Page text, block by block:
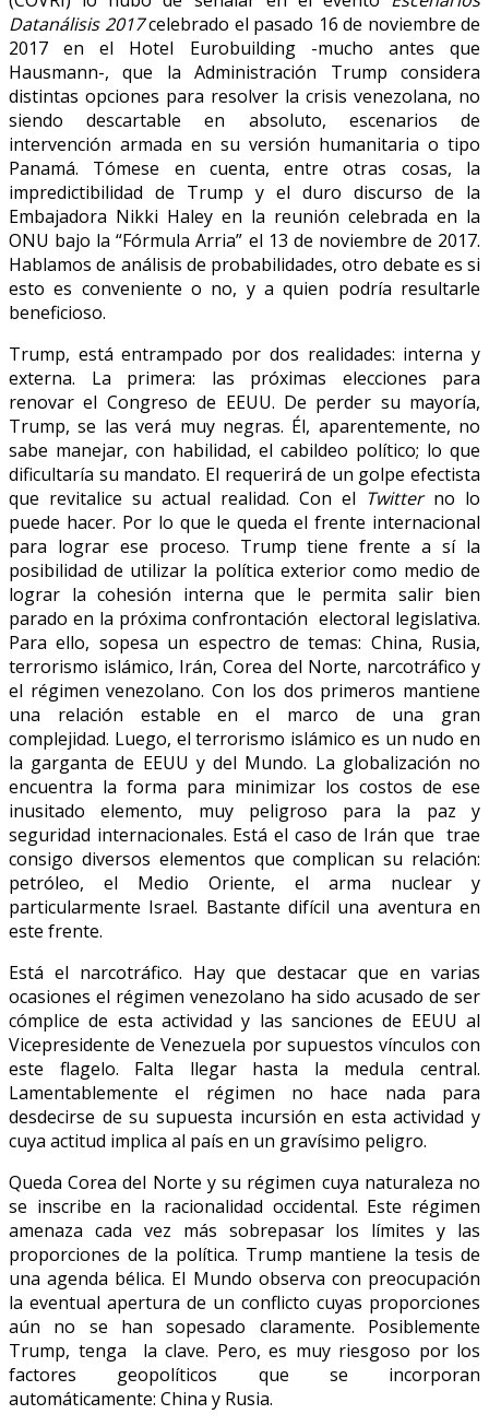
Datanálisis 2017celebrado el pasado 16 de noviembre de
2017 en el Hotel Eurobuilding -mucho antes que
Hausmann-, que la Administración Trump considera
distintas opciones para resolver la crisis venezolana, no
siendo descartable en absoluto, escenarios de
intervención armada en su versión humanitaria o tipo
Panamá. Tómese en cuenta, entre otras cosas, la
impredictibilidad de Trump y el duro discurso de la
Embajadora Nikki Haley en la reunión celebrada en la
ONU bajo la “Fórmula Arria” el 13 de noviembre de 2017.
Hablamos de análisis de probabilidades, otro debate es si
esto es conveniente o no, y a quien podría resultarle
beneficioso.
Trump, está entrampado por dos realidades: interna y
externa. La primera: las próximas elecciones para
renovar el Congreso de EEUU. De perder su mayoría,
Trump, se las verá muy negras. Él, aparentemente, no
sabe manejar, con habilidad, el cabildeo político; lo que
dificultaría su mandato. El requerirá de un golpe efectista
que revitalice su actual realidad. Con el Twitterno lo
puede hacer. Por lo que le queda el frente internacional
para lograr ese proceso. Trump tiene frente a sí la
posibilidad de utilizar la política exterior como medio de
lograr la cohesión interna que le permita salir bien
parado en la próxima confrontación electoral legislativa.
Para ello, sopesa un espectro de temas: China, Rusia,
terrorismo islámico, Irán, Corea del Norte, narcotráfico y
el régimen venezolano. Con los dos primeros mantiene
una relación estable en el marco de una gran
complejidad. Luego, el terrorismo islámico es un nudo en
la garganta de EEUU y del Mundo. La globalización no
encuentra la forma para minimizar los costos de ese
inusitado elemento, muy peligroso para la paz y
seguridad internacionales. Está el caso de Irán que trae
consigo diversos elementos que complican su relación:
petróleo, el Medio Oriente, el arma nuclear y
particularmente Israel. Bastante difícil una aventura en
este frente.
Está el narcotráfico. Hay que destacar que en varias
ocasiones el régimen venezolano ha sido acusado de ser
cómplice de esta actividad y las sanciones de EEUU al
Vicepresidente de Venezuela por supuestos vínculos con
este flagelo. Falta llegar hasta la medula central.
Lamentablemente el régimen no hace nada para
desdecirse de su supuesta incursión en esta actividad y
cuya actitud implica al país en un gravísimo peligro.
Queda Corea del Norte y su régimen cuya naturaleza no
se inscribe en la racionalidad occidental. Este régimen
amenaza cada vez más sobrepasar los límites y las
proporciones de la política. Trump mantiene la tesis de
una agenda bélica. El Mundo observa con preocupación
la eventual apertura de un conflicto cuyas proporciones
aún no se han sopesado claramente. Posiblemente
Trump, tenga la clave. Pero, es muy riesgoso por los
factores geopolíticos que se incorporan
automáticamente: China y Rusia.